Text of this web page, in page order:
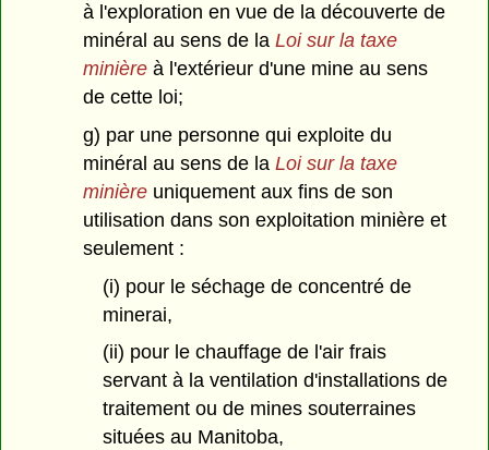
à l'exploration en vue de la découverte de
minéral au sens de laLoi sur la taxe
minière à l'extérieur d'une mine au sens
de cette loi;
g) par une personne qui exploite du
minéral au sens de laLoi sur la taxe
minière uniquement aux fins de son
utilisation dans son exploitation minière et
seulement :
(i) pour le séchage de concentré de
minerai,
(ii) pour le chauffage de l'air frais
servant à la ventilation d'installations de
traitement ou de mines souterraines
situées au Manitoba,